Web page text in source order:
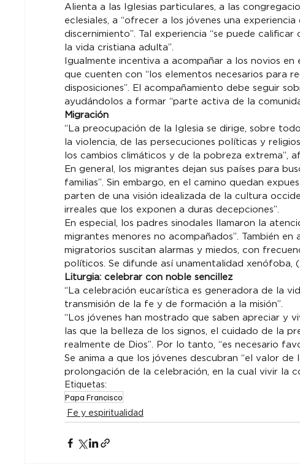
Alienta a las Iglesias particulares, a las
eclesiales, a “ofrecer a los jóvenes una
discernimiento”. Tal experiencia “se puede
la vida cristiana adulta”.
Igualmente incentiva a acompañar a los novios en
que cuenten con “los elementos necesarios para
disposiciones”. El acompañamiento debe seguir
ayudándolos a formar “parte activa de la
Migración
“La preocupación de la Iglesia se dirige, sobre
la violencia, de las persecuciones políticas y
los cambios climáticos y de la pobreza extrema”,
En general, los migrantes dejan sus países para
familias”. Sin embargo, en el camino quedan
parten de una visión idealizada de la cultura
irreales que los exponen a duras decepciones”.
En especial, los padres sinodales llamaron la
migrantes menores no acompañados”. También
migratorios suscitan alarmas y miedos, con
políticos. Se difunde así unamentalidad xenófoba,
Liturgia: celebrar con noble sencillez
“La celebración eucarística es generadora de la
transmisión de la fe y de formación a la misión”.
“Los jóvenes han mostrado que saben apreciar y
las que la belleza de los signos, el cuidado de la
realmente de Dios”. Por lo tanto, “es necesario
Se anima a que los jóvenes descubran “el valor
prolongación de la celebración, en la cual vivir la
Etiquetas:
Papa Francisco
Fe y espiritualidad